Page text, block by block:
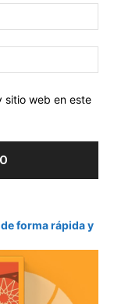
sitio web en este
forma rápida y